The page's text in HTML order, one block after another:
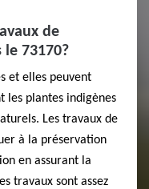
de
le 73170?
et elles peuvent
les plantes indigènes
Les travaux de
à la préservation
en assurant la
travaux sont assez